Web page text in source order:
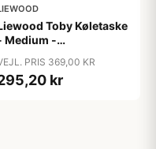
Toby Køletaske
Medium -
PRIS 369,00 KR
kr